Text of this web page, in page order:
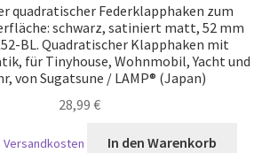
quadratischer Federklapphaken zum
schwarz, satiniert matt, 52 mm
BL. Quadratischer Klapphaken mit
für Tinyhouse, Wohnmobil, Yacht und
von Sugatsune / LAMP® (Japan)
28,99 €
Versandkosten In den Warenkorb